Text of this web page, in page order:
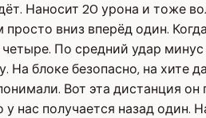
Наносит 20 урона и тоже
вниз вперёд один.
По средний удар
На блоке безопасно, на
Вот эта дистанция он
нас получается назад один.